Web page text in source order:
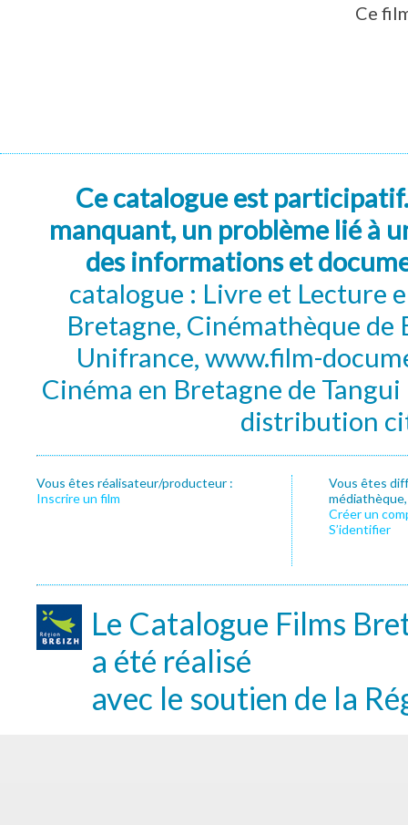
Ce
Ce catalogue est
manquant, un problème lié à
des informations et
catalogue : Livre et Lecture
Bretagne, Cinémathèque de
Unifrance, www.film-
Cinéma en Bretagne de
distribution
Vous êtes réalisateur/producteur :
Inscrire un film
Vous êtes
Créer un
S’identifier
Le Catalogue Films
a été réalisé
avec le soutien de la